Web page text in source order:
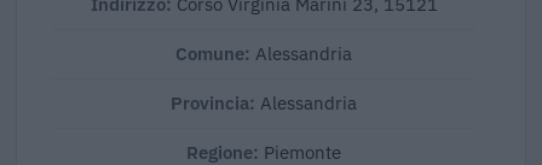
Comune: Alessandria
Provincia: Alessandria
Regione: Piemonte